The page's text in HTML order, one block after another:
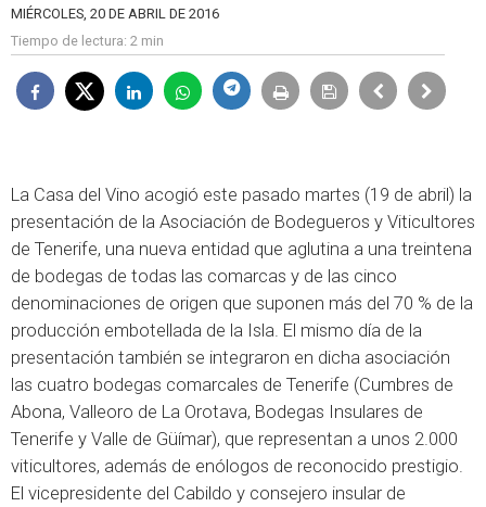
MIÉRCOLES, 20 DE ABRIL DE 2016
Tiempo de lectura: 2 min
La Casa del Vino acogió este pasado martes (19 de abril) la
presentación de la Asociación de Bodegueros y Viticultores
de Tenerife, una nueva entidad que aglutina a una treintena
de bodegas de todas las comarcas y de las cinco
denominaciones de origen que suponen más del 70 % de la
producción embotellada de la Isla. El mismo día de la
presentación también se integraron en dicha asociación
las cuatro bodegas comarcales de Tenerife (Cumbres de
Abona, Valleoro de La Orotava, Bodegas Insulares de
Tenerife y Valle de Güímar), que representan a unos 2.000
viticultores, además de enólogos de reconocido prestigio.
El vicepresidente del Cabildo y consejero insular de